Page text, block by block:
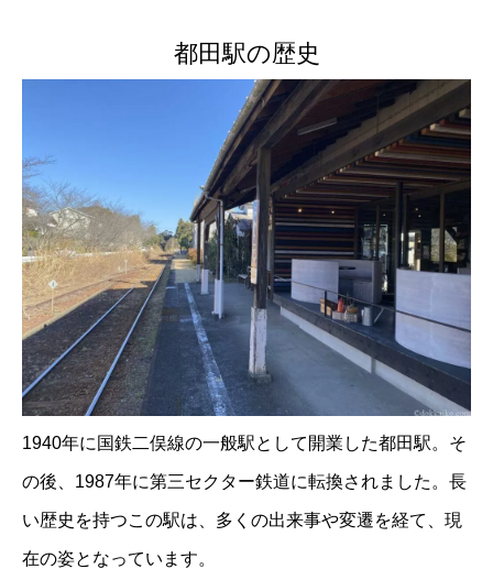
都田駅の歴史
1940年に国鉄二俣線の一般駅として開業した都田駅。そ
の後、1987年に第三セクター鉄道に転換されました。長
い歴史を持つこの駅は、多くの出来事や変遷を経て、現
在の姿となっています。